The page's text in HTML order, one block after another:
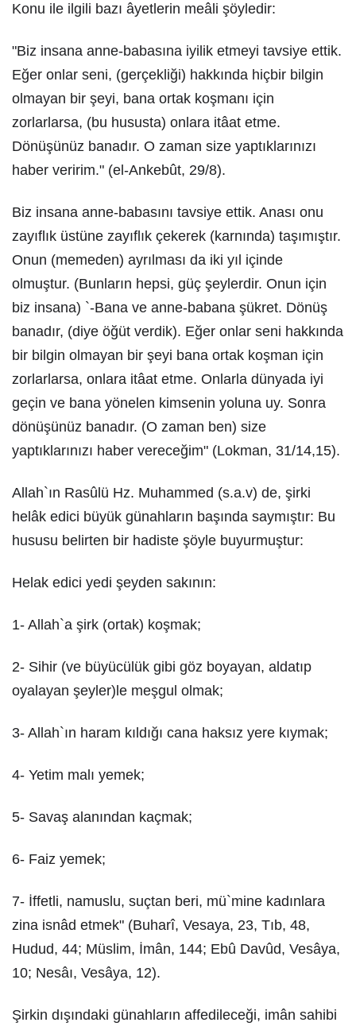
Konu ile ilgili bazı âyetlerin meâli şöyledir:
"Biz insana anne-babasına iyilik etmeyi tavsiye ettik.
Eğer onlar seni, (gerçekliği) hakkında hiçbir bilgin
olmayan bir şeyi, bana ortak koşmanı için
zorlarlarsa, (bu hususta) onlara itâat etme.
Dönüşünüz banadır. O zaman size yaptıklarınızı
haber veririm." (el-Ankebût, 29/8).
Biz insana anne-babasını tavsiye ettik. Anası onu
zayıflık üstüne zayıflık çekerek (karnında) taşımıştır.
Onun (memeden) ayrılması da iki yıl içinde
olmuştur. (Bunların hepsi, güç şeylerdir. Onun için
biz insana) `-Bana ve anne-babana şükret. Dönüş
banadır, (diye öğüt verdik). Eğer onlar seni hakkında
bir bilgin olmayan bir şeyi bana ortak koşman için
zorlarlarsa, onlara itâat etme. Onlarla dünyada iyi
geçin ve bana yönelen kimsenin yoluna uy. Sonra
dönüşünüz banadır. (O zaman ben) size
yaptıklarınızı haber vereceğim" (Lokman, 31/14,15).
Allah`ın Rasûlü Hz. Muhammed (s.a.v) de, şirki
helâk edici büyük günahların başında saymıştır: Bu
hususu belirten bir hadiste şöyle buyurmuştur:
Helak edici yedi şeyden sakının:
1- Allah`a şirk (ortak) koşmak;
2- Sihir (ve büyücülük gibi göz boyayan, aldatıp
oyalayan şeyler)le meşgul olmak;
3- Allah`ın haram kıldığı cana haksız yere kıymak;
4- Yetim malı yemek;
5- Savaş alanından kaçmak;
6- Faiz yemek;
7- İffetli, namuslu, suçtan beri, mü`mine kadınlara
zina isnâd etmek" (Buharî, Vesaya, 23, Tıb, 48,
Hudud, 44; Müslim, İmân, 144; Ebû Davûd, Vesâya,
10; Nesâı, Vesâya, 12).
Şirkin dışındaki günahların affedileceği, imân sahibi